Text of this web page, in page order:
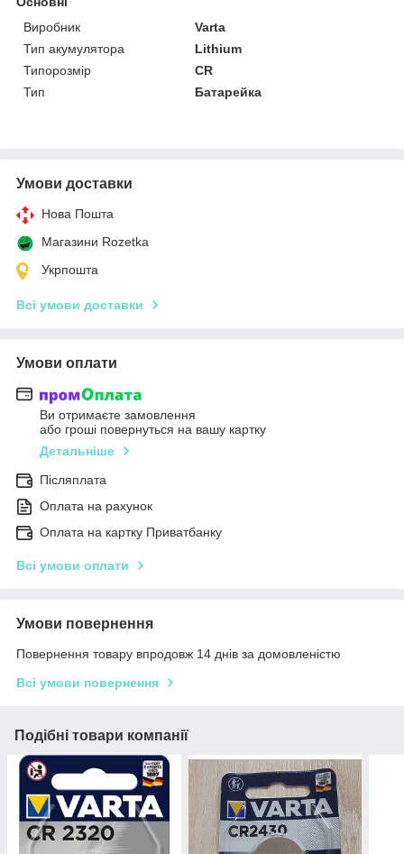
Виробник
Varta
Тип акумулятора
Lithium
Типорозмір
CR
Тип
Батарейка
Умови доставки
Нова Пошта
Магазини Rozetka
Укрпошта
Всі умови доставки
Умови оплати
Ви отримаєте замовлення
або гроші повернуться на вашу картку
Детальніше
Післяплата
Оплата на рахунок
Оплата на картку Приватбанку
Всі умови оплати
Умови повернення
Повернення товару впродовж 14 днів за домовленістю
Всі умови повернення
Подібні товари компанії